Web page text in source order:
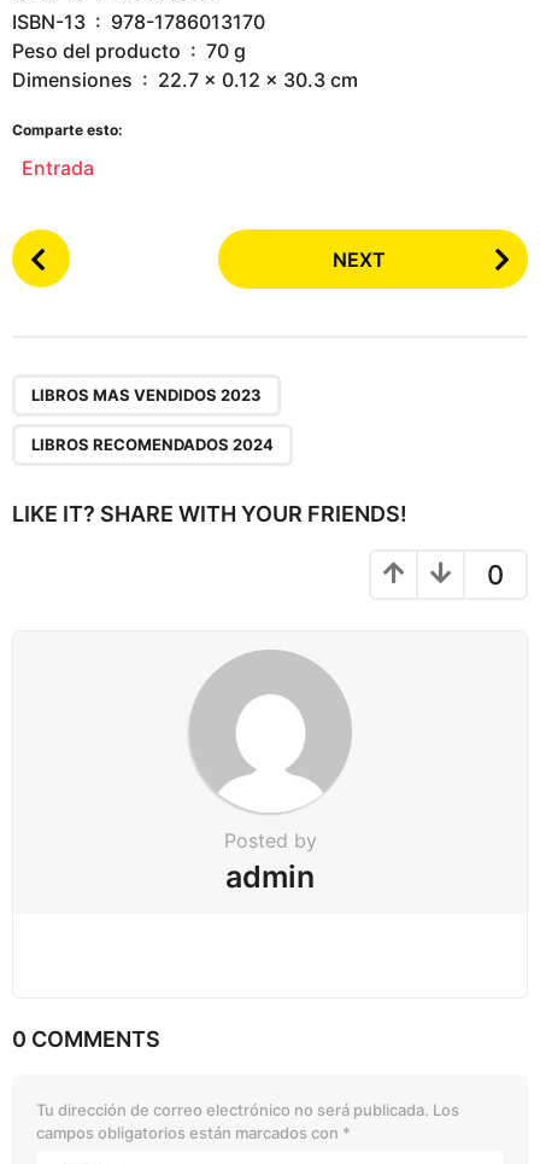
ISBN-13 ‏ : ‎ 978-1786013170
Peso del producto ‏ : ‎ 70 g
Dimensiones ‏ : ‎ 22.7 x 0.12 x 30.3 cm
Comparte esto:
Entrada
P
o
a
NEXT
LIBROS MAS VENDIDOS 2023
LIBROS RECOMENDADOS 2024
LIKE IT? SHARE WITH YOUR FRIENDS!
0
Posted by
admin
0 COMMENTS
Tu dirección de correo electrónico no será publicada. Los
campos obligatorios están marcados con *